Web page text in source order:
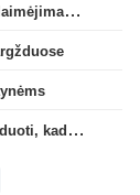
Lietuvos klubų pasirodymai Europoje: patirti pralaimėjimai Kroatijos atstovams
M. Capanas: „Prieš pusmetį negalėjau net įsivaizduoti, kad žaisime prieš „Hajduk“